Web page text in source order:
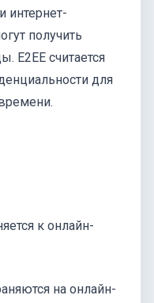
интернет-
получить
E2EE считается
для
к онлайн-
на онлайн-